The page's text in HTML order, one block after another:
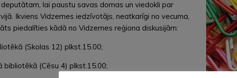
lai paustu savas domas un viedokli par
Ikviens Vidzemes iedzīvotājs, neatkarīgi no vecuma,
piedalīties kādā no Vidzemes reģiona diskusijām:
(Skolas 12) plkst.15.00;
(Cēsu 4) plkst.15.00;